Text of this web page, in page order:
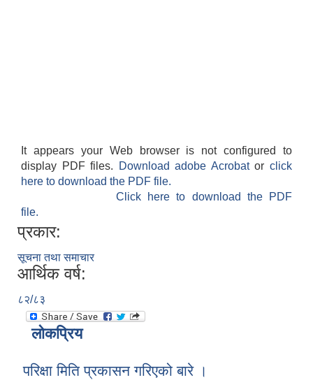
It appears your Web browser is not configured to
display PDF files.
Download adobe Acrobatorclick
here to download the PDF file.
Click here to download the PDF
file.
प्रकार:
सूचना तथा समाचार
आर्थिक वर्ष:
८२/८३
लोकप्रिय
परिक्षा मिति प्रकासन गरिएको बारे ।